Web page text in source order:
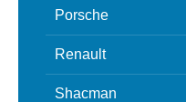
Porsche
Renault
Shacman